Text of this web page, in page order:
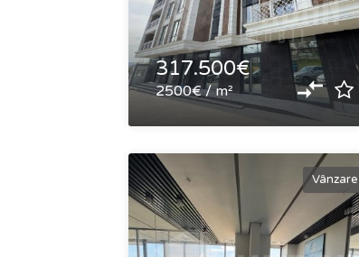
317.500€
2500€ / m²
Vânzare